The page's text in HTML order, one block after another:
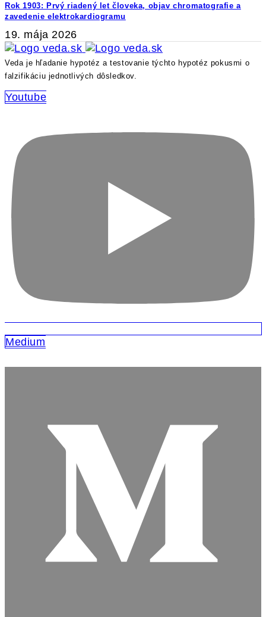
Rok 1903: Prvý riadený let človeka, objav chromatografie a
zavedenie elektrokardiogramu
19. mája 2026
Veda je hľadanie hypotéz a testovanie týchto hypotéz pokusmi o
falzifikáciu jednotlivých dôsledkov.
Youtube
Medium